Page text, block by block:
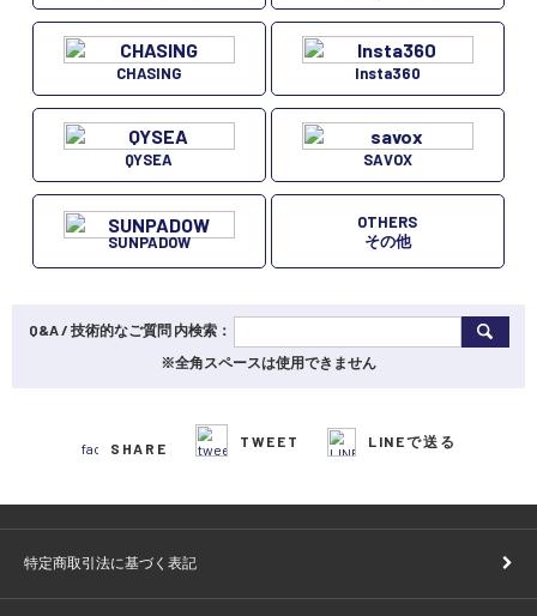
CHASING Insta360
QYSEA SAVOX
SUNPADOW
OTHERS
その他
Q&A / 技術的なご質問 内検索：
※全角スペースは使用できません
SHARE TWEET LINEで送る
特定商取引法に基づく表記